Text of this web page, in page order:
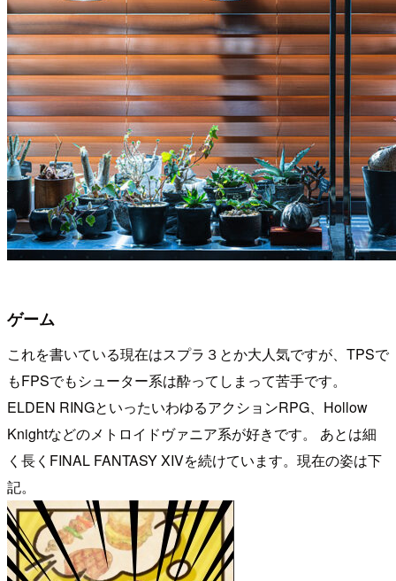
ゲーム
これを書いている現在はスプラ３とか大人気ですが、TPSで
もFPSでもシューター系は酔ってしまって苦手です。
ELDEN RINGといったいわゆるアクションRPG、Hollow
Knightなどのメトロイドヴァニア系が好きです。 あとは細
く長くFINAL FANTASY XIVを続けています。現在の姿は下
記。